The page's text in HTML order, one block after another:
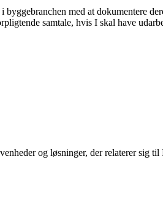
med at dokumentere
samtale, hvis I skal have
og løsninger, der relaterer sig